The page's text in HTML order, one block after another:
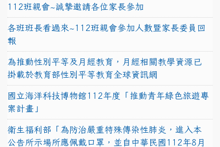
112班親會~誠摯邀請各位家長參加
各班班長看過來~112班親會參加人數暨家長委員回
報
為推動性別平等及月經教育，月經相關教學資源已
掛載於教育部性別平等教育全球資訊網
國立海洋科技博物館112年度「推動青年綠色旅遊專
案計畫」
衛生福利部「為防治嚴重特殊傳染性肺炎，進入本
公告所示場所應佩戴口罩，並自中華民國112年8月